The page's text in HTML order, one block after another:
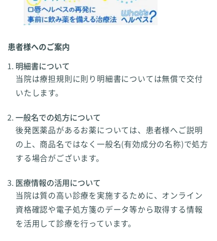
患者様へのご案内
明細書について
当院は療担規則に則り明細書については無償で交付
いたします。
一般名での処方について
後発医薬品があるお薬については、患者様へご説明
の上、商品名ではなく一般名(有効成分の名称)で処方
する場合がございます。
医療情報の活用について
当院は質の高い診療を実施するために、オンライン
資格確認や電子処方箋のデータ等から取得する情報
を活用して診療を行っています。